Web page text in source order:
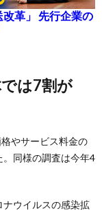
革」 先行企業の
やサービス料金の
同様の調査は今年4
ナウイルスの感染拡